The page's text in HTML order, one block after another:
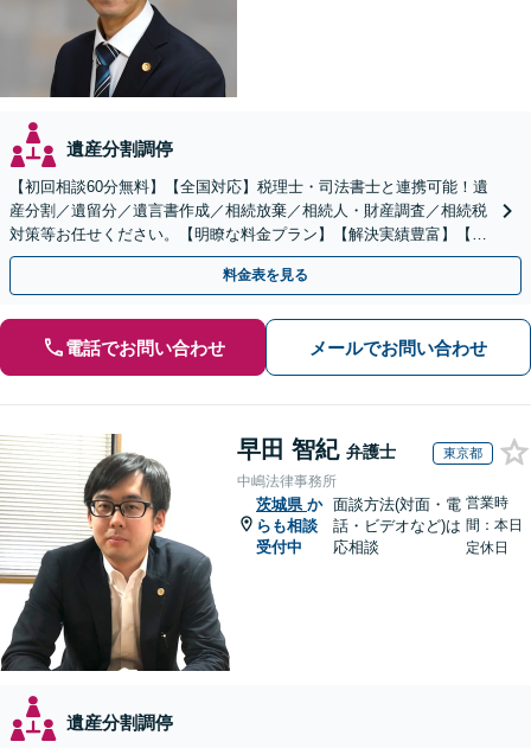
遺産分割調停
【初回相談60分無料】【全国対応】税理士・司法書士と連携可能！遺
産分割／遺留分／遺言書作成／相続放棄／相続人・財産調査／相続税
対策等お任せください。【明瞭な料金プラン】【解決実績豊富】【電
話相談可】
料金表を見る
電話でお問い合わせ メールでお問い合わせ
早田 智紀 弁護士 東京都
中嶋法律事務所
茨城県 か
らも相談
受付中
面談方法(対面・電
話・ビデオなど)は
応相談
営業時
間：本日
定休日
遺産分割調停